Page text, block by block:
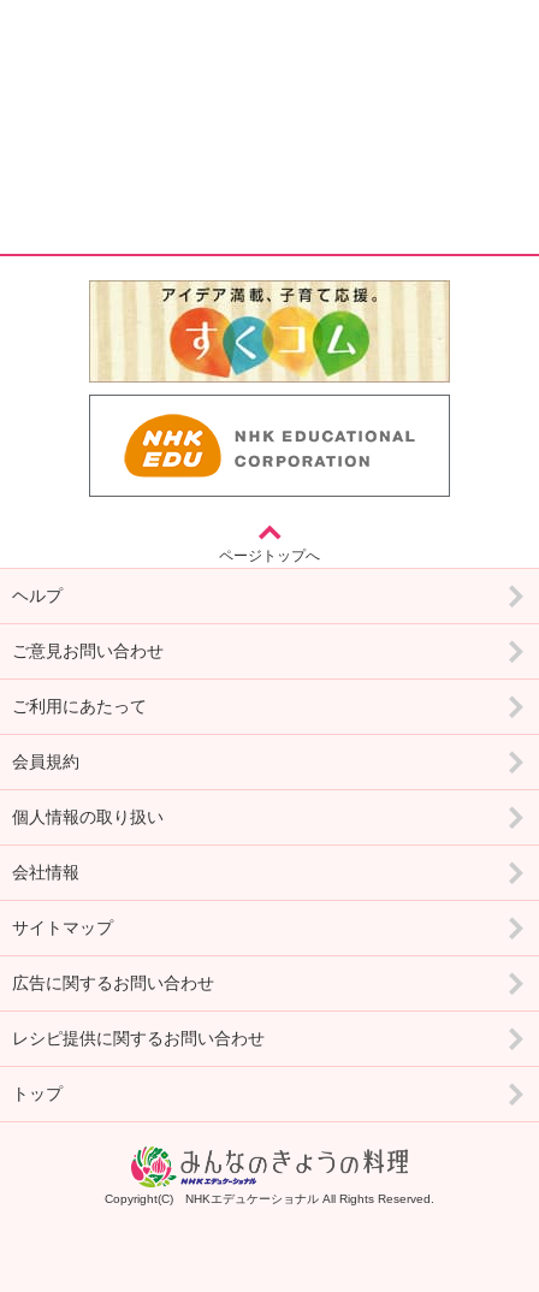
ページトップへ
ヘルプ
ご意見お問い合わせ
ご利用にあたって
会員規約
個人情報の取り扱い
会社情報
サイトマップ
広告に関するお問い合わせ
レシピ提供に関するお問い合わせ
トップ
Copyright(C) NHKエデュケーショナル All Rights Reserved.